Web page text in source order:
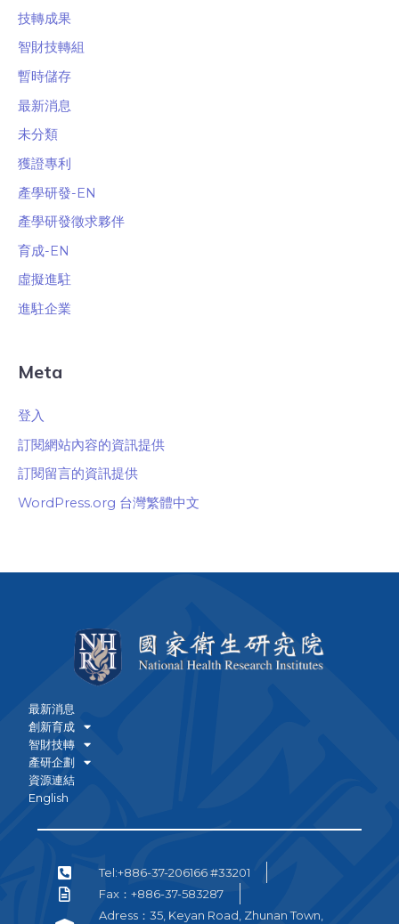
技轉成果
智財技轉組
暫時儲存
最新消息
未分類
獲證專利
產學研發-EN
產學研發徵求夥伴
育成-EN
虛擬進駐
進駐企業
Meta
登入
訂閱網站內容的資訊提供
訂閱留言的資訊提供
WordPress.org 台灣繁體中文
最新消息
創新育成
智財技轉
產研企劃
資源連結
English
Tel:+886-37-206166 #33201
Fax：+886-37-583287
Adress：35, Keyan Road, Zhunan Town,